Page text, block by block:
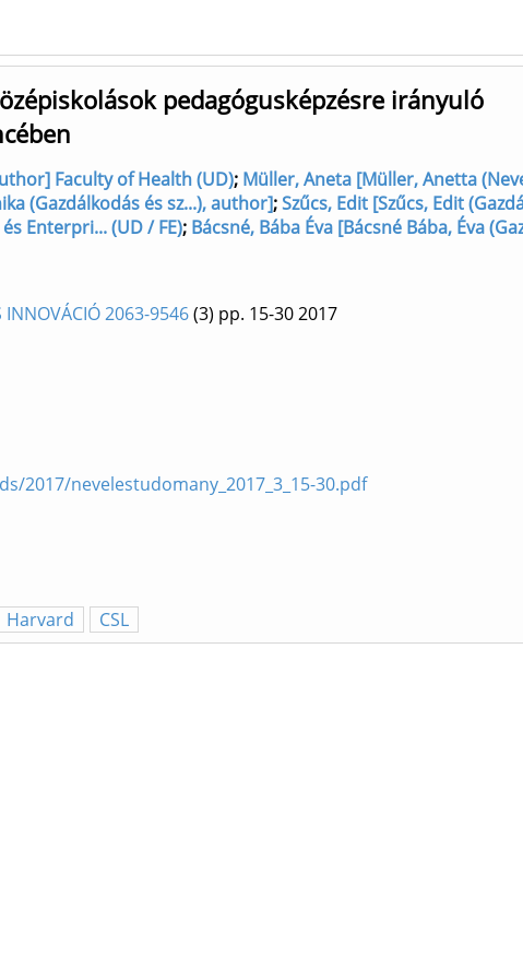
pedagógusképzésre irányuló
Faculty of Health (UD); Müller, Aneta [Müller, Anetta
(Gazdálkodás és sz...), author];Szűcs, Edit [Szűcs, Edit
Enterpri... (UD / FE); Bácsné, Bába Éva [Bácsné Bába, Éva
INNOVÁCIÓ 2063-9546(3) pp. 15-302017
2017/nevelestudomany_2017_3_15-30.pdf
Harvard CSL